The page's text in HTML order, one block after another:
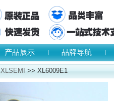
产品展示 品牌导航
XLSEMI >> XL6009E1